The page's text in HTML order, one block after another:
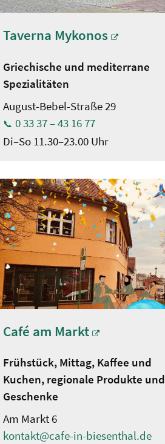
Taverna Mykonos
Griechische und mediterrane
Spezialitäten
August-Bebel-Straße 29
0 33 37 – 43 16 77
Di–So 11.30–23.00 Uhr
Café am Markt
Frühstück, Mittag, Kaffee und
Kuchen, regionale Produkte und
Geschenke
Am Markt 6
kontakt@cafe-in-biesenthal.de